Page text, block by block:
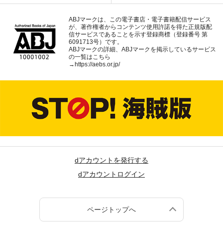
ABJマークは、この電子書店・電子書籍配信サービス
が、著作権者からコンテンツ使用許諾を得た正規版配
信サービスであることを示す登録商標（登録番号 第
6091713号）です。
ABJマークの詳細、ABJマークを掲示しているサービス
の一覧はこちら
→https://aebs.or.jp/
dアカウントを発行する
dアカウントログイン
ページトップへ